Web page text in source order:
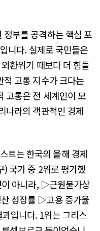
정부를 공격하는 핵심 포
니다. 실제로 국민들은
환위기 때보다 더 힘들
적 고통 지수가 크다는
고통은 전 세계인이 모
나라의 객관적인 경제
트는 한국의 올해 경제
) 국가 중 2위로 평가했
이 아니라, ▷근원물가상
성장률 ▷고용 증가율
입니다. 1위는 그리스